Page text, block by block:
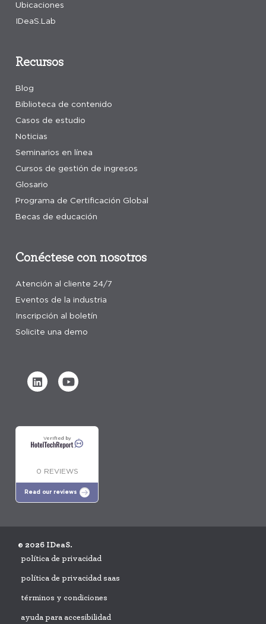
Ubicaciones
IDeaS.Lab
Recursos
Blog
Biblioteca de contenido
Casos de estudio
Noticias
Seminarios en línea
Cursos de gestión de ingresos
Glosario
Programa de Certificación Global
Becas de educación
Conéctese con nosotros
Atención al cliente 24/7
Eventos de la industria
Inscripción al boletín
Solicite una demo
Verified by
0 REVIEWS
Read our reviews
© 2026 IDeaS.
política de privacidad
política de privacidad saas
términos y condiciones
ayuda para accesibilidad